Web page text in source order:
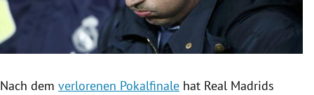
Untermenü
Untermenü
Untermenü
Nach dem verlorenen Pokalfinale hat Real Madrids